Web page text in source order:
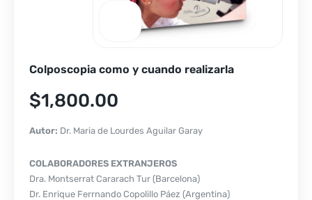
Colposcopia como y cuando realizarla
$1,800.00
Autor: Dr. Maria de Lourdes Aguilar Garay
COLABORADORES EXTRANJEROS
Dra. Montserrat Cararach Tur (Barcelona)
Dr. Enrique Ferrnando Copolillo Páez (Argentina)